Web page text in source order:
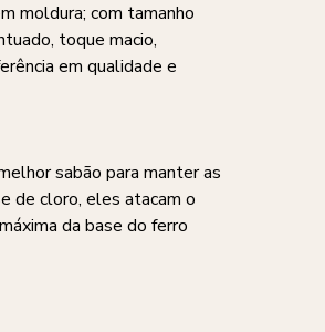
moldura; com tamanho
toque macio,
em qualidade e
sabão para manter as
de cloro, eles atacam o
da base do ferro